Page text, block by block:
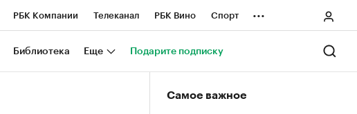
РБК Компании Телеканал РБК Вино Спорт
Национальные проекты Город
...
Библиотека Еще Подарите подписку
Самое важное